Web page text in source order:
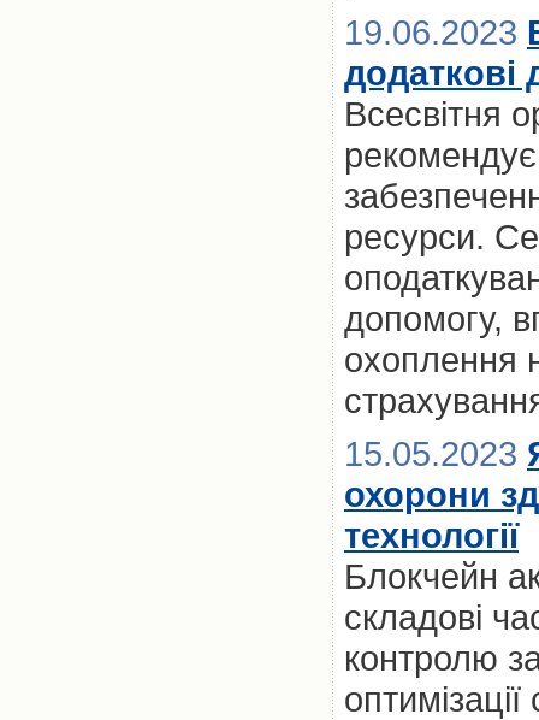
19.06.2023
Всесвітня
ресурси.
допомогу,
охоплення
15.05.2023
охорони
технології
Блокчейн
складові
контролю